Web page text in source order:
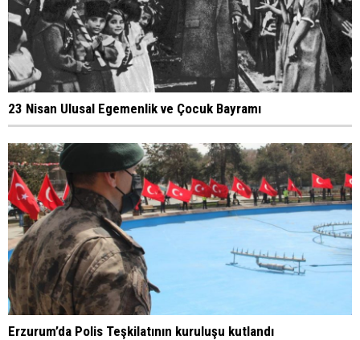
23 Nisan Ulusal Egemenlik ve Çocuk Bayramı
Erzurum’da Polis Teşkilatının kuruluşu kutlandı